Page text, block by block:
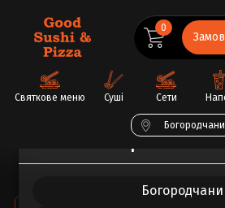
Святкове меню Суші Сети
Богородчани
0
Обрати ваше
Богородчани
Головна Суші Запечений рол з